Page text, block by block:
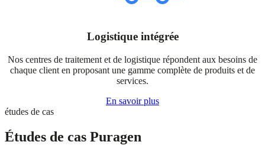
Logistique intégrée
Nos centres de traitement et de logistique répondent aux besoins de
chaque client en proposant une gamme complète de produits et de
services.
En savoir plus
études de cas
Études de cas Puragen